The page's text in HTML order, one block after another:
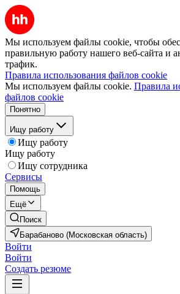
Мы используем файлы cookie, чтобы
правильную работу нашего веб-сайта и
трафик.
Правила использования файлов cookie
Мы используем файлы cookie. Правила
файлов cookie
Понятно
Ищу работу
Ищу работу
Ищу работу
Ищу сотрудника
Сервисы
Помощь
Ещё
Поиск
Барабаново (Московская область)
Войти
Войти
Создать резюме